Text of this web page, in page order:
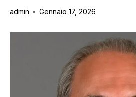
admin Gennaio 17, 2026